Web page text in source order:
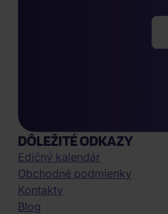
DÔLEŽITÉ ODKAZY
Edičný kalendár
Obchodné podmienky
Kontakty
Blog